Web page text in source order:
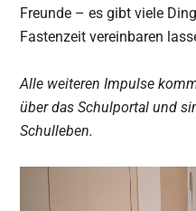
Freunde – es gibt viele
Fastenzeit vereinbaren
Alle weiteren Impulse
über das Schulportal und
Schulleben.